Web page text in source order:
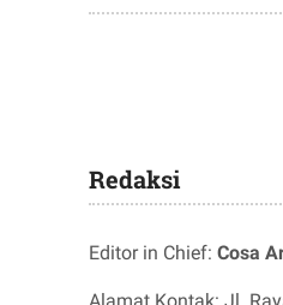
Redaksi
Editor in Chief: Cosa